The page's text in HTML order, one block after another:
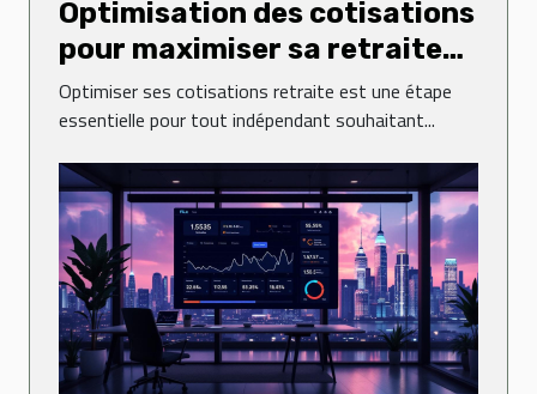
Optimisation des cotisations
pour maximiser sa retraite
en tant qu'indépendant
Optimiser ses cotisations retraite est une étape
essentielle pour tout indépendant souhaitant...